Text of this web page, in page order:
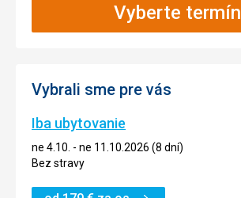
Vyberte termín
Vybrali sme pre vás
Iba ubytovanie
ne 4.10. - ne 11.10.2026 (8 dní)
Bez stravy